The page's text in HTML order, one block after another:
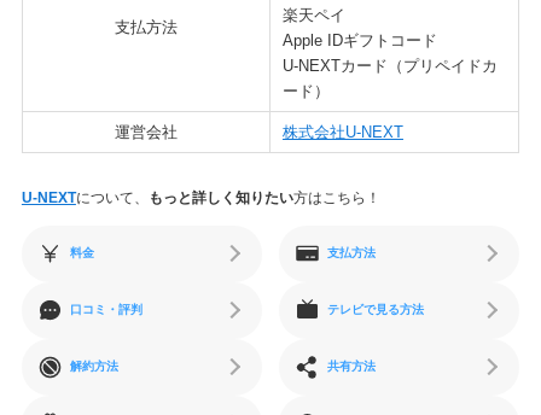
支払方法
楽天ペイ
Apple IDギフトコード
U-NEXTカード（プリペイドカ
ード）
運営会社 株式会社U-NEXT
U-NEXTについて、 もっと詳しく知りたい方はこちら！
料金 支払方法
口コミ・評判 テレビで見る方法
解約方法 共有方法